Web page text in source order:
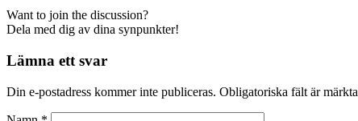
Want to join the discussion?
Dela med dig av dina synpunkter!
Lämna ett svar
Din e-postadress kommer inte publiceras. Obligatoriska fält är märkta